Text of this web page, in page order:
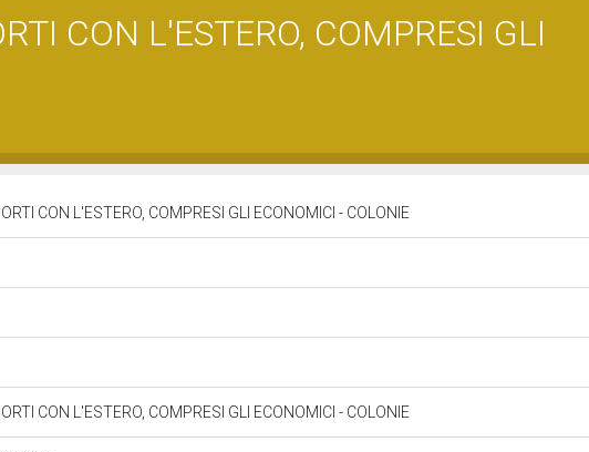
CON L'ESTERO, COMPRESI GLI
CON L'ESTERO, COMPRESI GLI ECONOMICI - COLONIE
CON L'ESTERO, COMPRESI GLI ECONOMICI - COLONIE